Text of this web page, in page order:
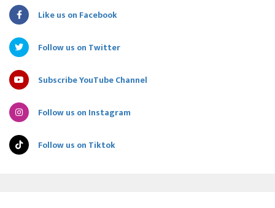
Like us on Facebook
Follow us on Twitter
Subscribe YouTube Channel
Follow us on Instagram
Follow us on Tiktok